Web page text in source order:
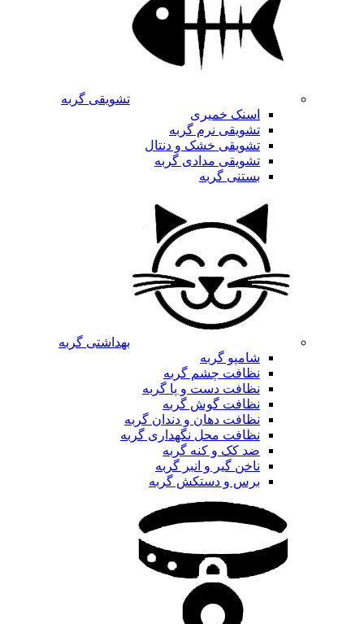
تشویقی گربه
اسنک خمیری
تشویقی نرم گربه
تشویقی خشک و دنتال
تشویقی مدادی گربه
بستنی گربه
بهداشتی گربه
شامپو گربه
نظافت چشم گربه
نظافت دست و پا گربه
نظافت گوش گربه
نظافت دهان و دندان گربه
نظافت محل نگهداری گربه
ضد کک و کنه گربه
ناخن گیر و انبر گربه
برس و دستکش گربه